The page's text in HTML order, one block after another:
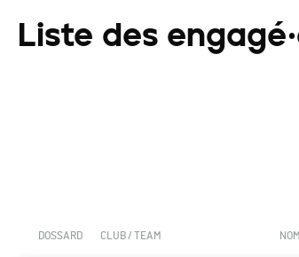
Liste des
DOSSARD CLUB / TEAM NOM